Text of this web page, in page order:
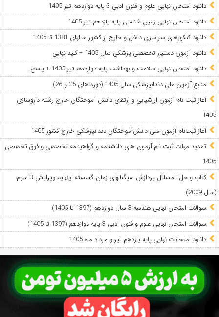
دانلود امتحان نهایی علوم و فنون ادبی 3 پایه دوازدهم تیر 1405
دانلود امتحان نهایی زمین شناسی پایه یازدهم تیر 1405
دانلود کنکورهای سراسری داخل و خارج از کشور سالهای 1381 تا 1405
دانلود آزمون دستیار تخصصی پزشکی سال 1405 + کلید نهایی
دانلود امتحان نهایی سلامت و بهداشت پایه دوازدهم تیر 1405 + پاسخ
ﻣﻨﺎﺑﻊ آزﻣﻮن ﻣﻠﯽ دندانپزشکی سال 1405 (دوره های 25 و 26)
آغاز ثبت نام آزمون‌ ارزشیابی و ارتقای دانش آموختگان خارج رشته داروسازی
1405
آغاز ثبت‌نام آزمون ملی دانش‌آموختگان دندانپزشکی خارج کشور 1405
تمدید مهلت ثبت نام آزمون های دانشنامه و گواهینامه تخصصی و فوق تخصصی
1405
کتاب و حل المسائل پردازش سیگنالهای زمان گسسته اپنهایم ویرایش 3 سوم
(سال 2009)
سوالات امتحان نهایی هندسه 3 سال دوازدهم (1397 تا 1405)
سوالات امتحان نهایی علوم و فنون ادبی 3 پایه دوازدهم (1397 تا 1405)
دانلود امتحانات نهایی پایه یازدهم تیر و مرداد ماه 1405